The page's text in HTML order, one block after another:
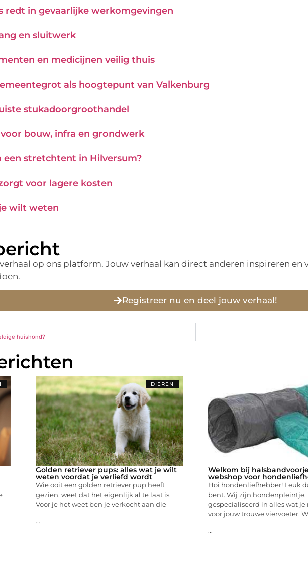
redt in gevaarlijke werkomgevingen
en sluitwerk
en medicijnen veilig thuis
als hoogtepunt van Valkenburg
stukadoorgroothandel
bouw, infra en grondwerk
stretchtent in Hilversum?
voor lagere kosten
wilt weten
op ons platform. Jouw verhaal kan direct anderen inspireren
Registreer nu en deel jouw verhaal!
huishond?
DIEREN
Golden retriever pups: alles wat je wilt
weten voordat je verliefd wordt
Wie ooit een golden retriever pup heeft
gezien, weet dat het eigenlijk al te laat is.
Voor je het weet ben je verkocht aan die
...
Welkom bij
webshop voor
Hoi hondenliefhebber! Leuk
bent. Wij zijn hondenpleintje,
gespecialiseerd in alles wat
voor jouw trouwe viervoeter.
...